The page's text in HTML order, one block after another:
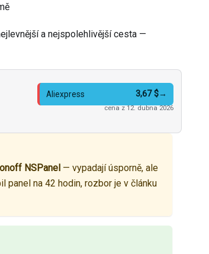
a nejspolehlivější cesta —
Aliexpress 3,67 $→
cena z 12. dubna 2026
NSPanel — vypadají úsporně, ale
panel na 42 hodin, rozbor je v článku